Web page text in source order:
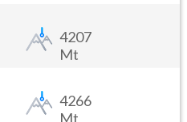
4207
Mt
4266
Mt